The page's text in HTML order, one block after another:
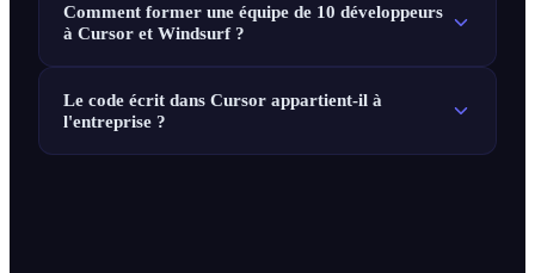
Comment former une équipe de 10 développeurs
à Cursor et Windsurf ?
Le code écrit dans Cursor appartient-il à
l'entreprise ?